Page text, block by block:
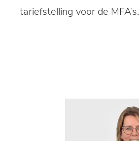
tariefstelling voor de MFA’s.